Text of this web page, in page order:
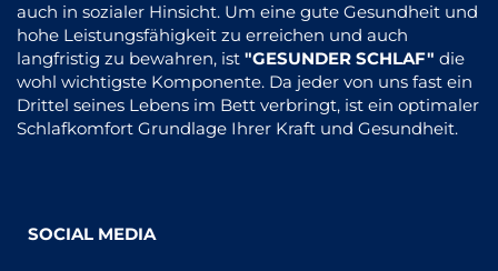
auch in sozialer Hinsicht. Um eine gute Gesundheit und
hohe Leistungsfähigkeit zu erreichen und auch
langfristig zu bewahren, ist "GESUNDER SCHLAF" die
wohl wichtigste Komponente. Da jeder von uns fast ein
Drittel seines Lebens im Bett verbringt, ist ein optimaler
Schlafkomfort Grundlage Ihrer Kraft und Gesundheit.
SOCIAL MEDIA